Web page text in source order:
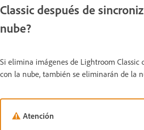
Classic después de
nube?
Si elimina imágenes de Lightroom Classic
con la nube, también se eliminarán de la
Atención